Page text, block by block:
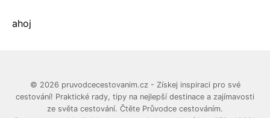
ahoj
© 2026 pruvodcecestovanim.cz - Získej inspiraci pro své
cestování! Praktické rady, tipy na nejlepší destinace a zajímavosti
ze světa cestování. Čtěte Průvodce cestováním.